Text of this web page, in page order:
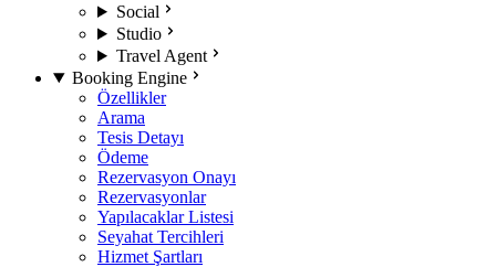
Social
Studio
Travel Agent
Booking Engine
Özellikler
Arama
Tesis Detayı
Ödeme
Rezervasyon Onayı
Rezervasyonlar
Yapılacaklar Listesi
Seyahat Tercihleri
Hizmet Şartları